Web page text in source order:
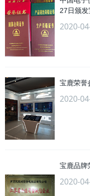
27日颁发
2020-
宝鹿荣誉
2020-
宝鹿品牌
2020-